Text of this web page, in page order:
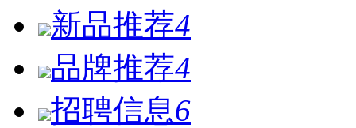
新品推荐4
品牌推荐4
招聘信息6